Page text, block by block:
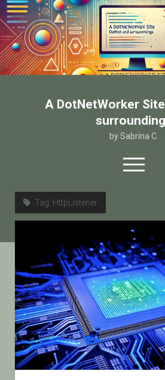
A DotNetWorker
by Sabrina C.
open
menu
Home
Chi sono
Contatto
Tag: HttpListener